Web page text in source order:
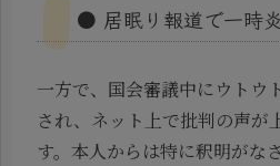
● 居眠り報道で一時
一方で、国会審議中にウトウ
され、ネット上で批判の声が
す。本人からは特に釈明がな